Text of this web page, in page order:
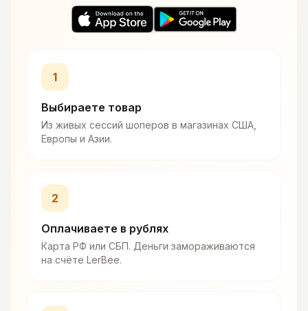
1
Выбираете товар
Из живых сессий шоперов в магазинах США,
Европы и Азии.
2
Оплачиваете в рублях
Карта РФ или СБП. Деньги замораживаются
на счёте LerBee.